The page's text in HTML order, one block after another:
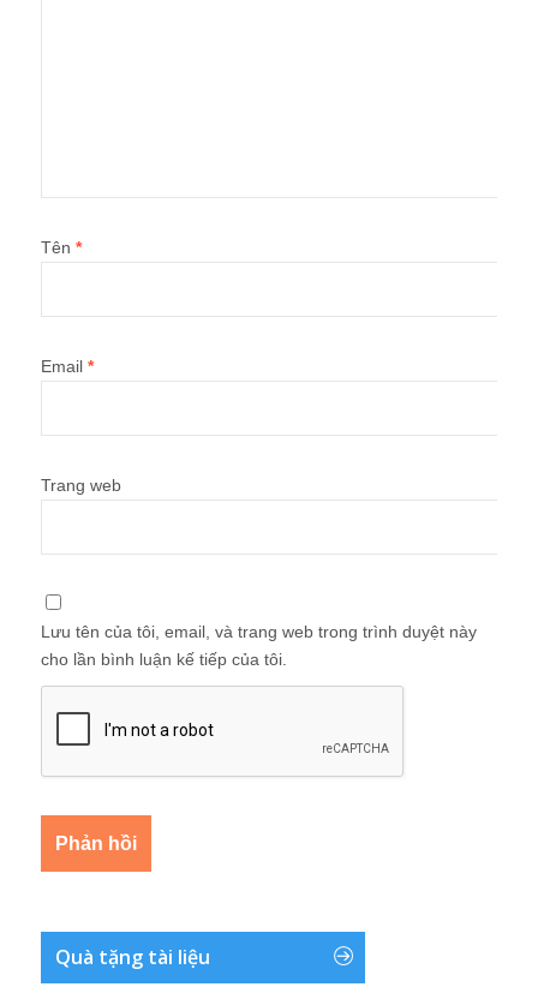
Tên *
Email *
Trang web
Lưu tên của tôi, email, và trang web trong trình duyệt này
cho lần bình luận kế tiếp của tôi.
Quà tặng tài liệu